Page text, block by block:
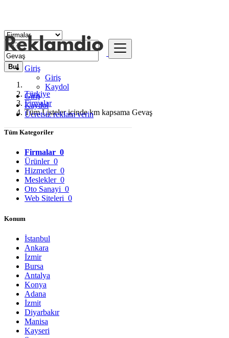
Giriş
Giriş
Kaydol
Giriş
Kaydol
Ücretsiz reklam verin
Bul
Türkiye
Firmalar
Tüm Listeler içinde km kapsama Gevaş
Tüm Kategoriler
Firmalar 0
Ürünler 0
Hizmetler 0
Meslekler 0
Oto Sanayi 0
Web Siteleri 0
Konum
İstanbul
Ankara
İzmir
Bursa
Antalya
Konya
Adana
İzmit
Diyarbakır
Manisa
Kayseri